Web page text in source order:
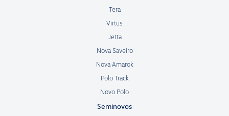
Tera
Virtus
Jetta
Nova Saveiro
Nova Amarok
Polo Track
Novo Polo
Seminovos